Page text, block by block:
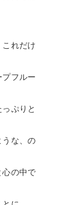
れだけ
プフルー
ぷりと
うな、の
心の中で